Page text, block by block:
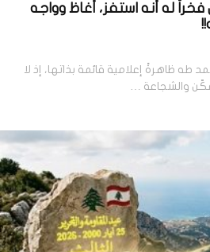
له أنه استفز، أغاظ وواجه
طه ظاهرةً إعلامية قائمة بذاتها، إذ لا
والشجاعة …